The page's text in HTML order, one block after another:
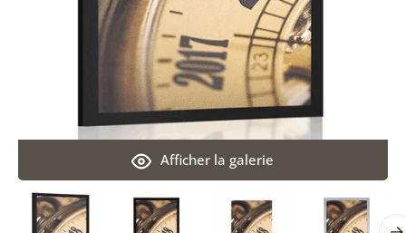
Afficher la galerie